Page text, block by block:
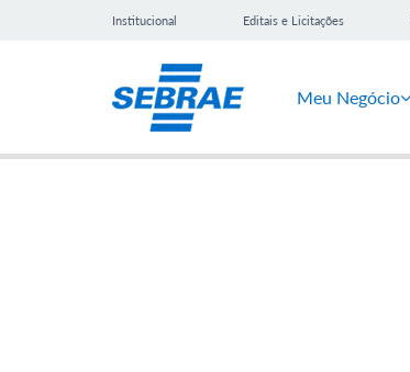
Institucional Editais e Licitações
Meu Negócio